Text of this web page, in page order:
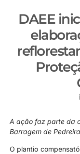
DAEE
A ação faz parte da
Barragem de Pedreira
O plantio